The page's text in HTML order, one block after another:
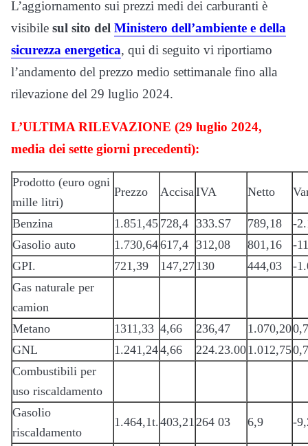
L’aggiornamento sui prezzi medi dei carburanti è
visibile sul sito del Ministero dell’ambiente e della
sicurezza energetica, qui di seguito vi riportiamo
l’andamento del prezzo medio settimanale fino alla
rilevazione del 29 luglio 2024.
L’ULTIMA RILEVAZIONE (29 luglio 2024,
media dei sette giorni precedenti):
Prodotto (euro ogni
mille litri)
Prezzo AccisaIVA Netto
Benzina 1.851,45 728,4 333.S7 789,18
-
Gasolio auto
1.730,64617,4 312,08 801,16
-
GPI.
721,39 147,27130 444,03
-
Gas naturale per
camion
Metano
1311,33 4,66 236,47 1.070,20
GNL
1.241,244,66 224.23.001.012,75
Combustibili per
uso riscaldamento
Gasolio
riscaldamento
1.464,1t.403,21264 03 6,9 -